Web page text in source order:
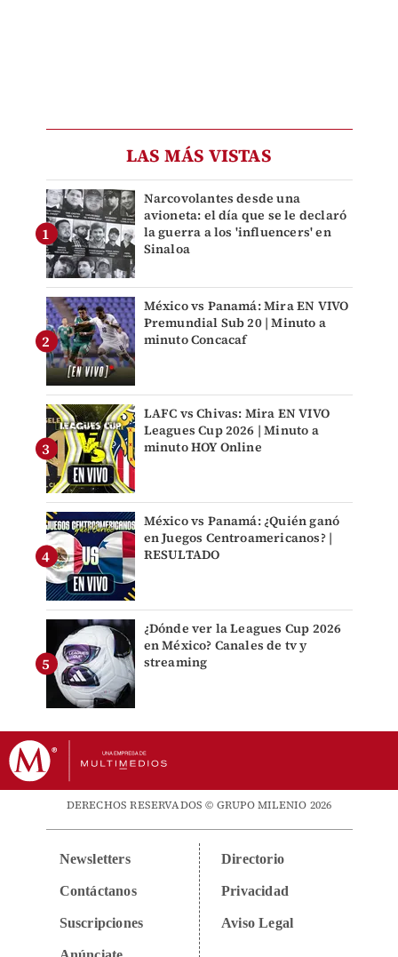
LAS MÁS VISTAS
Narcovolantes desde una
avioneta: el día que se le declaró
la guerra a los 'influencers' en
Sinaloa
México vs Panamá: Mira EN VIVO
Premundial Sub 20 | Minuto a
minuto Concacaf
LAFC vs Chivas: Mira EN VIVO
Leagues Cup 2026 | Minuto a
minuto HOY Online
México vs Panamá: ¿Quién ganó
en Juegos Centroamericanos? |
RESULTADO
¿Dónde ver la Leagues Cup 2026
en México? Canales de tv y
streaming
DERECHOS RESERVADOS © GRUPO MILENIO 2026
Newsletters
Contáctanos
Suscripciones
Directorio
Privacidad
Aviso Legal